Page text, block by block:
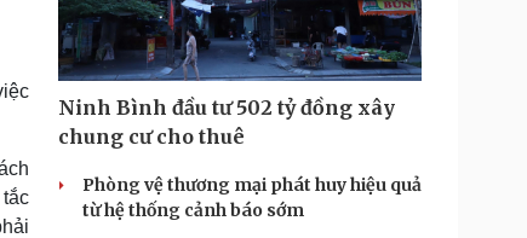
nghiệp
tin doanh nghiệp
nghiệp 24h
nhân
cộng đồng
Công nghệ
Sành điệu
Tin Công nghệ
Trải nghiệm
Chuyển đổi số
Podcast
Ninh Bình đầu tư 502 tỷ đồng xây
chung cư cho thuê
Phòng vệ thương mại phát huy hiệu quả
từ hệ thống cảnh báo sớm